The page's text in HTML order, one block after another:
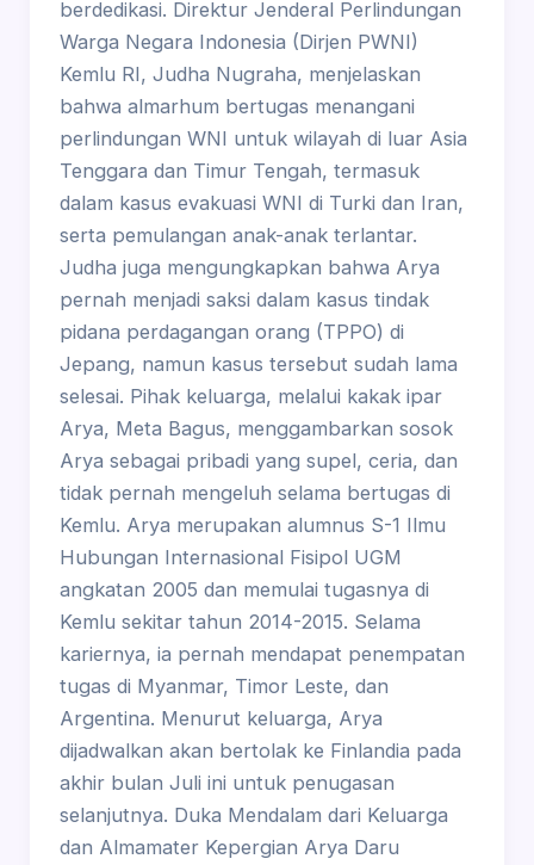
berdedikasi. Direktur Jenderal Perlindungan
Warga Negara Indonesia (Dirjen PWNI)
Kemlu RI, Judha Nugraha, menjelaskan
bahwa almarhum bertugas menangani
perlindungan WNI untuk wilayah di luar Asia
Tenggara dan Timur Tengah, termasuk
dalam kasus evakuasi WNI di Turki dan Iran,
serta pemulangan anak-anak terlantar.
Judha juga mengungkapkan bahwa Arya
pernah menjadi saksi dalam kasus tindak
pidana perdagangan orang (TPPO) di
Jepang, namun kasus tersebut sudah lama
selesai. Pihak keluarga, melalui kakak ipar
Arya, Meta Bagus, menggambarkan sosok
Arya sebagai pribadi yang supel, ceria, dan
tidak pernah mengeluh selama bertugas di
Kemlu. Arya merupakan alumnus S-1 Ilmu
Hubungan Internasional Fisipol UGM
angkatan 2005 dan memulai tugasnya di
Kemlu sekitar tahun 2014-2015. Selama
kariernya, ia pernah mendapat penempatan
tugas di Myanmar, Timor Leste, dan
Argentina. Menurut keluarga, Arya
dijadwalkan akan bertolak ke Finlandia pada
akhir bulan Juli ini untuk penugasan
selanjutnya. Duka Mendalam dari Keluarga
dan Almamater Kepergian Arya Daru